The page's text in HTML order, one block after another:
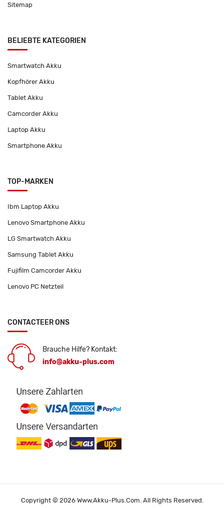
Sitemap
BELIEBTE KATEGORIEN
Smartwatch Akku
Kopfhörer Akku
Tablet Akku
Camcorder Akku
Laptop Akku
Smartphone Akku
TOP-MARKEN
Ibm Laptop Akku
Lenovo Smartphone Akku
LG Smartwatch Akku
Samsung Tablet Akku
Fujifilm Camcorder Akku
Lenovo PC Netzteil
CONTACTEER ONS
Brauche Hilfe? Kontakt:
info@akku-plus.com
Copyright © 2026 Www.akku-Plus.com. All Rights Reserved.